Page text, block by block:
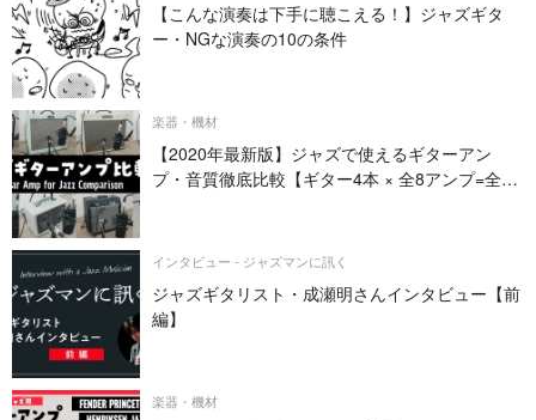
【こんな演奏は下手に聴こえる！】ジャズギタ
ー・NGな演奏の10の条件
楽器・機材
【2020年最新版】ジャズで使えるギターアン
プ・音質徹底比較【ギター4本 × 全8アンプ=全32
インタビュー - ジャズマンに訊く
ジャズギタリスト・成瀬明さんインタビュー【前
編】
楽器・機材